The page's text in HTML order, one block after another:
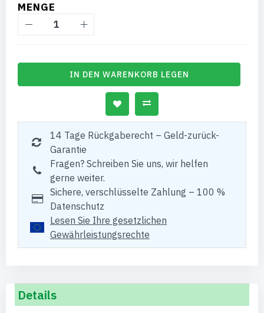
MENGE
IN DEN WARENKORB LEGEN
14 Tage Rückgaberecht – Geld-zurück-
Garantie
Fragen? Schreiben Sie uns, wir helfen
gerne weiter.
Sichere, verschlüsselte Zahlung – 100 %
Datenschutz
Lesen Sie Ihre gesetzlichen
Gewährleistungsrechte
Details